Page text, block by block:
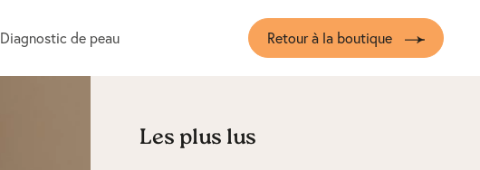
Diagnostic de peau Retour à la boutique
Les plus lus